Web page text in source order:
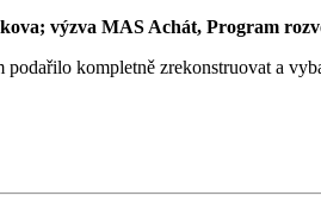
výzva MAS Achát, Program
kompletně zrekonstruovat a